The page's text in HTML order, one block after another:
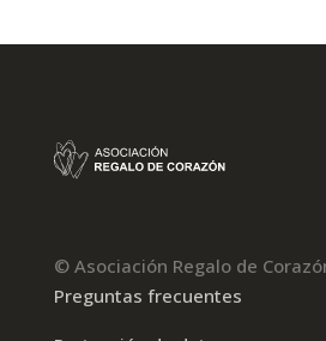
© Asociación Regalo de
Preguntas frecuentes